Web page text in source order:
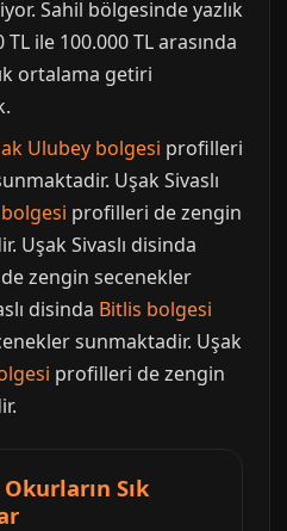
Sahil bölgesinde yazlık
ile 100.000 TL arasında
ortalama getiri
Ulubey bolgesi profilleri
Uşak Sivaslı
profilleri de zengin
Uşak Sivaslı disinda
zengin secenekler
disinda Bitlis bolgesi
sunmaktadir. Uşak
profilleri de zengin
Sık